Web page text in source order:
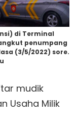
di Terminal
penumpang
(3/5/2022) sore.
mudik
Usaha Milik